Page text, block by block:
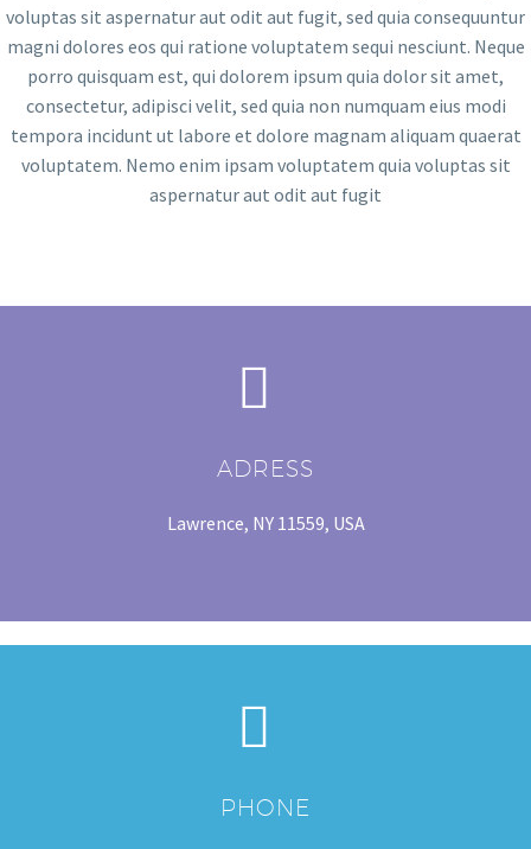
voluptas sit aspernatur aut odit aut fugit, sed quia consequuntur
magni dolores eos qui ratione voluptatem sequi nesciunt. Neque
porro quisquam est, qui dolorem ipsum quia dolor sit amet,
consectetur, adipisci velit, sed quia non numquam eius modi
tempora incidunt ut labore et dolore magnam aliquam quaerat
voluptatem. Nemo enim ipsam voluptatem quia voluptas sit
aspernatur aut odit aut fugit


ADRESS
Lawrence, NY 11559, USA


PHONE